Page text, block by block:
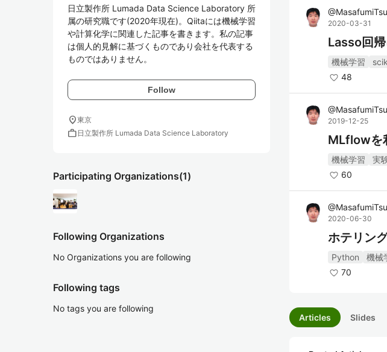
日立製作所 Lumada Data Science Laboratory 所
属の研究職です(2020年現在)。Qiitaには機械学習
や計算化学に関連した記事を書きます。私の記事
は個人的見解に基づくものであり会社を代表する
ものではありません。
Follow
location_on東京
work 日立製作所 Lumada Data Science Laboratory
Participating Organizations(1)
Following Organizations
No Organizations you are following
Following tags
No tags you are following
@
2020-03-31
Lasso回
機械学習
48
@
2019-12-25
MLflowを
機械学習 実
60
@
2020-06-30
ホテリン
Python 機械
70
Articles Slides